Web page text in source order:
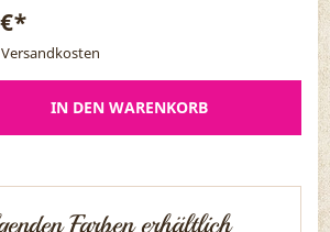
Versandkosten
IN DEN WARENKORB
Farben erhältlich